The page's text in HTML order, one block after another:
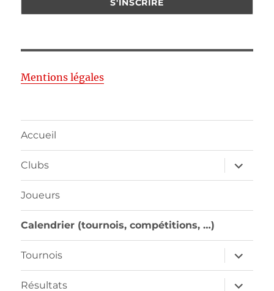
Mentions légales
Accueil
Clubs
ouvrir
le
sous-
Joueurs
Calendrier (tournois, compétitions, …)
Tournois
ouvrir
le
sous-
menu
Résultats
ouvrir